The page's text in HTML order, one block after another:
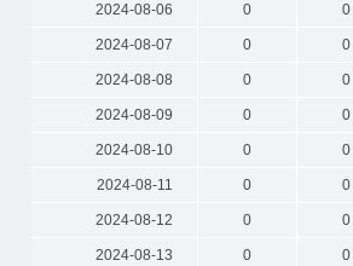
2024-08-06 0 0
2024-08-07 0 0
2024-08-08 0 0
2024-08-09 0 0
2024-08-10 0 0
2024-08-11 0 0
2024-08-12 0 0
2024-08-13 0 0